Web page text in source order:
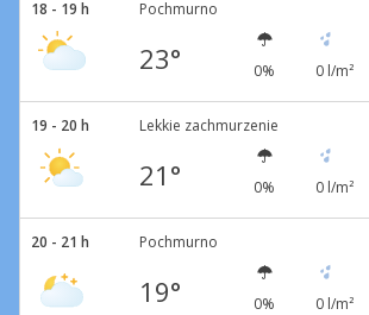
18 - 19 h Pochmurno
23° 0% 0 l/m²
19 - 20 h Lekkie zachmurzenie
21° 0% 0 l/m²
20 - 21 h Pochmurno
19° 0% 0 l/m²